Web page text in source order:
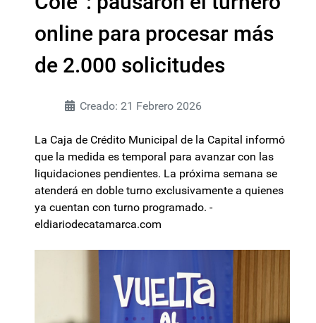
online para procesar más
de 2.000 solicitudes
Creado: 21 Febrero 2026
La Caja de Crédito Municipal de la Capital informó
que la medida es temporal para avanzar con las
liquidaciones pendientes. La próxima semana se
atenderá en doble turno exclusivamente a quienes
ya cuentan con turno programado. -
eldiariodecatamarca.com